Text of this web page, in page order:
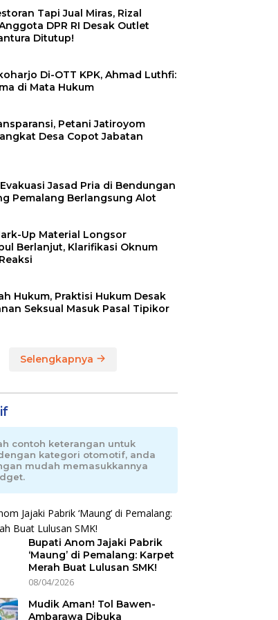
Tapi Jual Miras, Rizal
DPR RI Desak Outlet
Ditutup!
Di-OTT KPK, Ahmad Luthfi:
di Mata Hukum
Petani Jatiroyom
Desa Copot Jabatan
Jasad Pria di Bendungan
Pemalang Berlangsung Alot
Up Material Longsor
Berlanjut, Klarifikasi Oknum
Hukum, Praktisi Hukum Desak
Seksual Masuk Pasal Tipikor
Selengkapnya
contoh keterangan untuk
kategori otomotif, anda
mudah memasukkannya
Bupati Anom Jajaki Pabrik
‘Maung’ di Pemalang: Karpet
Merah Buat Lulusan SMK!
08/04/2026
Mudik Aman! Tol Bawen-
Ambarawa Dibuka